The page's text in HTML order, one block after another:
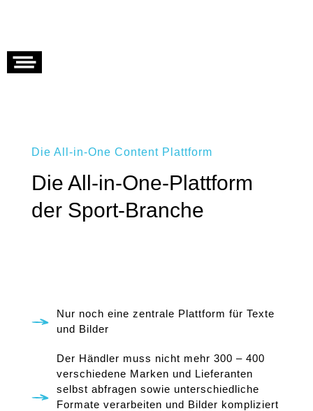
Die All-in-One Content Plattform
Die All-in-One-Plattform
der Sport-Branche
Nur noch eine zentrale Plattform für Texte
und Bilder
Der Händler muss nicht mehr 300 – 400
verschiedene Marken und Lieferanten
selbst abfragen sowie unterschiedliche
Formate verarbeiten und Bilder kompliziert